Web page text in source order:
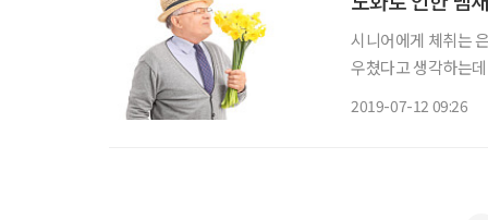
시니어에게 체취는
우쳤다고 생각하는
2019-07-12 09:26